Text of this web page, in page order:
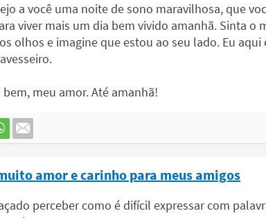
a você uma noite de sono maravilhosa, que
viver mais um dia bem vivido amanhã. Sinta o
olhos e imagine que estou ao seu lado. Eu
bem, meu amor. Até amanhã!
amor e carinho para meus amigos
perceber como é difícil expressar com